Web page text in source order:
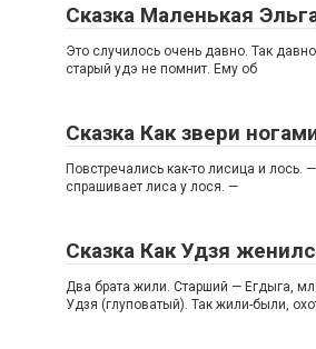
Сказка Маленькая
Это случилось очень давно. Так
старый удэ не помнит. Ему об
Сказка Как звери
Повстречались как-то лисица и лось.
спрашивает лиса у лося. —
Сказка Как Удзя
Два брата жили. Старший — Егдыга,
Удзя (глуповатый). Так жили-были,